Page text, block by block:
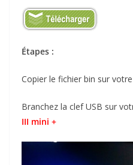
Étapes :
Copier le fichier bin sur
Branchez la clef USB sur
III mini +